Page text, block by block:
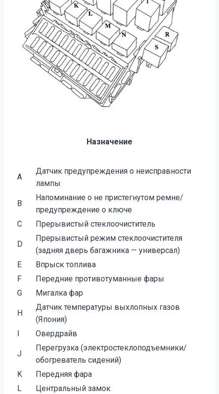
Назначение
A
Датчик предупреждения о неисправности
лампы
B
Напоминание о не пристегнутом ремне/
предупреждение о ключе
C
Прерывистый стеклоочиститель
D
Прерывистый режим стеклоочистителя
(задняя дверь багажника — универсал)
E
Впрыск топлива
F
Передние противотуманные фары
G
Мигалка фар
H
Датчик температуры выхлопных газов
(Япония)
Овердрайв
J
Перегрузка (электростеклоподъемники/
обогреватель сидений)
K
Передняя фара
L
Центральный замок